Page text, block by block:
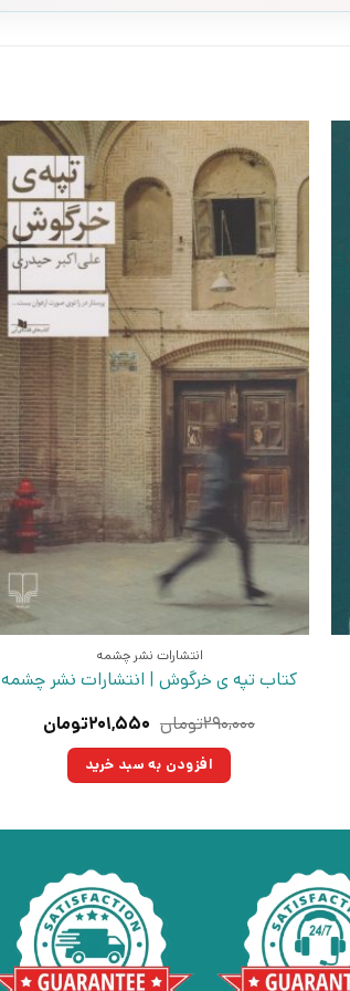
انتشارات نشر چشمه
کتاب تپه ی خرگوش | انتشارات نشر چشمه
۲۹۰,۰۰۰تومان قیمت
۲۹۰,۰۰۰تومان
بود.
۲۰۱,۵۵۰تومانقیمت
افزودن به سبد خرید